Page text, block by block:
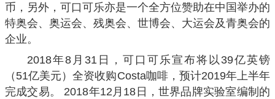
币，另外，可口可乐亦是一个全方位赞助在中国举办的
特奥会、奥运会、残奥会、世博会、大运会及青奥会的
企业。
2018年8月31日，可口可乐宣布将以39亿英镑
（51亿美元）全资收购Costa咖啡，预计2019年上半年
完成交易。 2018年12月18日，世界品牌实验室编制的